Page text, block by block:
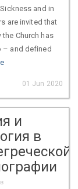
and in
are invited that
Church has
– and defined
01 Jun 2020
и
в